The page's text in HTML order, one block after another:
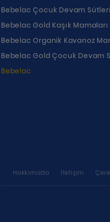
Bebelac Çocuk Devam Sütleri
Bebelac Gold Kaşık Mamaları
Bebelac Organik Kavanoz
Bebelac Gold Çocuk Devam
Bebelac
Hakkımızda İletişim